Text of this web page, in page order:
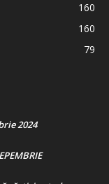
160
160
79
2024